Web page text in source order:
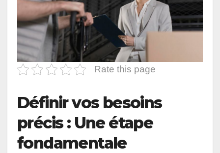
Rate this page
Définir vos besoins
précis : Une étape
fondamentale